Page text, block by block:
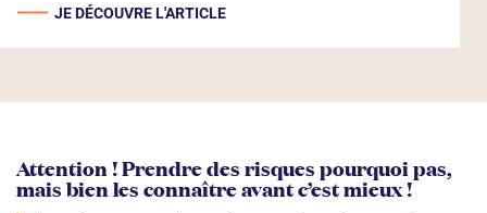
JE DÉCOUVRE L'ARTICLE
Attention ! Prendre des risques pourquoi pas,
mais bien les connaître avant c’est mieux !